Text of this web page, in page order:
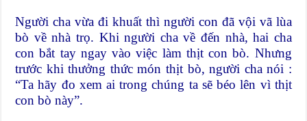
Người cha vừa đi khuất thì người con đã vội vã lùa
bò về nhà trọ. Khi người cha về đến nhà, hai cha
con bắt tay ngay vào việc làm thịt con bò. Nhưng
trước khi thưởng thức món thịt bò, người cha nói :
“Ta hãy đo xem ai trong chúng ta sẽ béo lên vì thịt
con bò này”.